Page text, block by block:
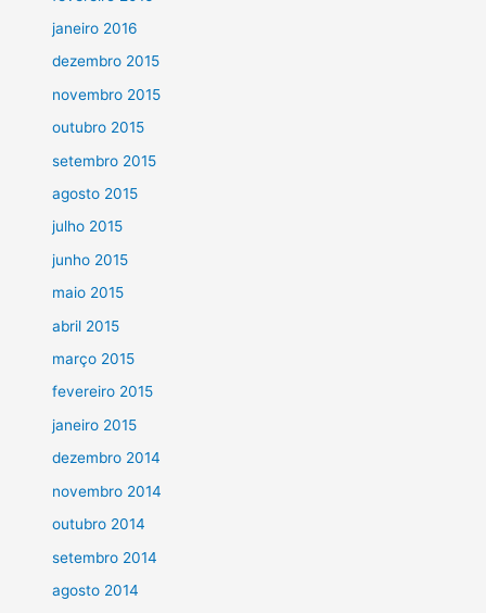
janeiro 2016
dezembro 2015
novembro 2015
outubro 2015
setembro 2015
agosto 2015
julho 2015
junho 2015
maio 2015
abril 2015
março 2015
fevereiro 2015
janeiro 2015
dezembro 2014
novembro 2014
outubro 2014
setembro 2014
agosto 2014